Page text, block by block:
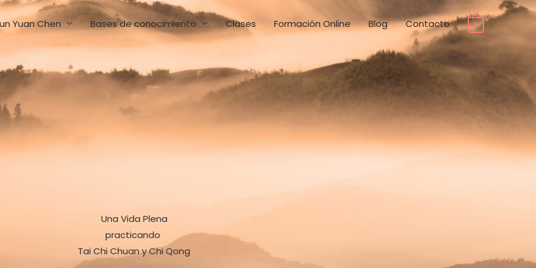
Yuan Chen Bases de conocimiento Clases Formación Online Blog Contacto 0
Una Vida Plena
practicando
Tai Chi Chuan y Chi Qong